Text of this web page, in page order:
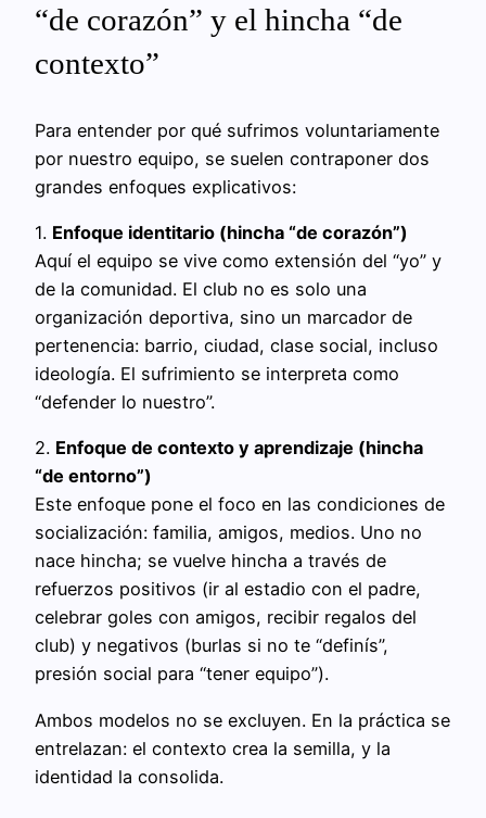
“de corazón” y el hincha “de
contexto”
Para entender por qué sufrimos voluntariamente
por nuestro equipo, se suelen contraponer dos
grandes enfoques explicativos:
1. Enfoque identitario (hincha “de corazón”)
Aquí el equipo se vive como extensión del “yo” y
de la comunidad. El club no es solo una
organización deportiva, sino un marcador de
pertenencia: barrio, ciudad, clase social, incluso
ideología. El sufrimiento se interpreta como
“defender lo nuestro”.
2. Enfoque de contexto y aprendizaje (hincha
“de entorno”)
Este enfoque pone el foco en las condiciones de
socialización: familia, amigos, medios. Uno no
nace hincha; se vuelve hincha a través de
refuerzos positivos (ir al estadio con el padre,
celebrar goles con amigos, recibir regalos del
club) y negativos (burlas si no te “definís”,
presión social para “tener equipo”).
Ambos modelos no se excluyen. En la práctica se
entrelazan: el contexto crea la semilla, y la
identidad la consolida.